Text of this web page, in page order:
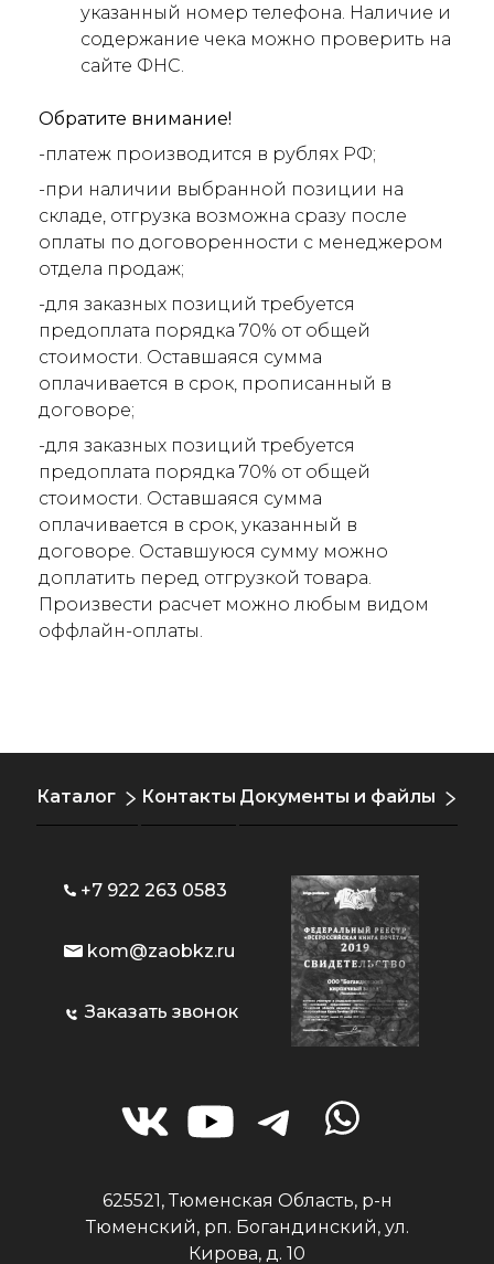
указанный номер телефона. Наличие и
содержание чека можно проверить на
сайте ФНС.
Обратите внимание!
-платеж производится в рублях РФ;
-при наличии выбранной позиции на
складе, отгрузка возможна сразу после
оплаты по договоренности с менеджером
отдела продаж;
-для заказных позиций требуется
предоплата порядка 70% от общей
стоимости. Оставшаяся сумма
оплачивается в срок, прописанный в
договоре;
-для заказных позиций требуется
предоплата порядка 70% от общей
стоимости. Оставшаяся сумма
оплачивается в срок, указанный в
договоре. Оставшуюся сумму можно
доплатить перед отгрузкой товара.
Произвести расчет можно любым видом
оффлайн-оплаты.
Каталог Контакты Документы и файлы
+7 922 263 0583
kom@zaobkz.ru
Заказать звонок
625521, Тюменская Область, р-н
Тюменский, рп. Богандинский, ул.
Кирова, д. 10